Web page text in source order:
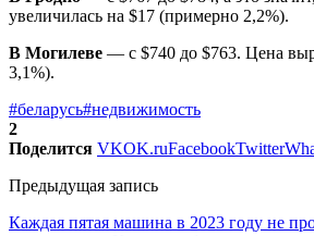
увеличилась на $17 (примерно 2,2%).
В Могилеве — с $740 до $763. Цена
3,1%).
#беларусь#недвижимость
2
Поделится VKOK.ruFacebookTwitter
Предыдущая запись
Каждая пятая машина в 2023 году не